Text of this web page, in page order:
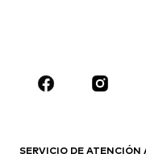
Zapatos
SERVICIO DE ATENCIÓN